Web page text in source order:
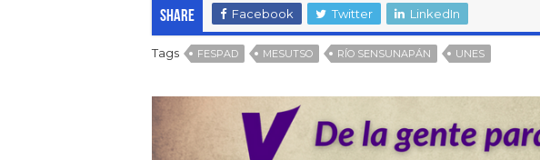
Share Facebook Twitter LinkedIn
Tags FESPAD MESUTSO RÍO SENSUNAPÁN UNES